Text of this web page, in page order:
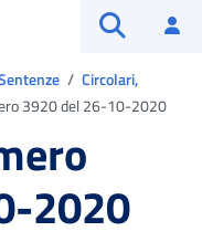
Circolari,
3920 del 26-10-2020
2020